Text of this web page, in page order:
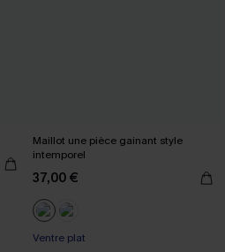
Maillot une pièce gainant style
intemporel
37,00 €
Ventre plat